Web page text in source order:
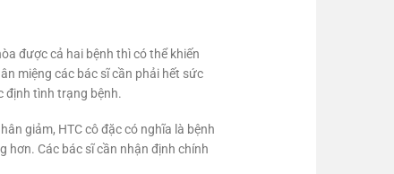
được cả hai bệnh thì có thể khiến
miệng các bác sĩ cần phải hết sức
định tình trạng bệnh.
giảm, HTC cô đặc có nghĩa là bệnh
hơn. Các bác sĩ cần nhận định chính